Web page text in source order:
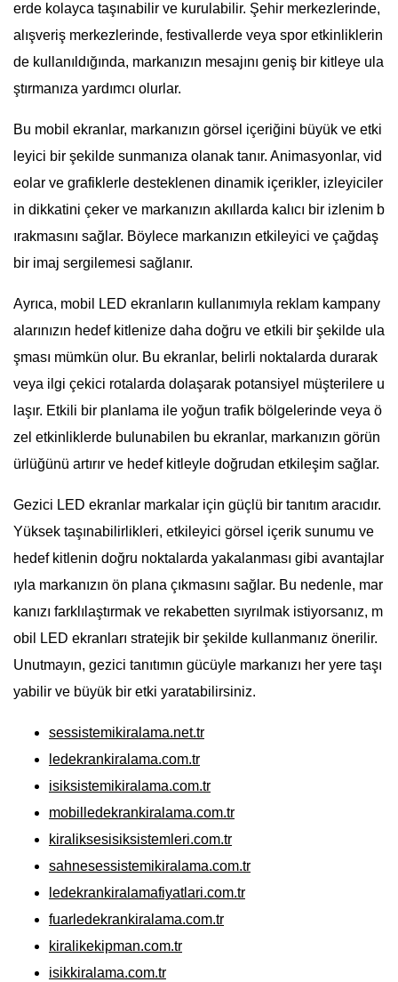
erde kolayca taşınabilir ve kurulabilir. Şehir merkezlerinde,
alışveriş merkezlerinde, festivallerde veya spor etkinliklerin
de kullanıldığında, markanızın mesajını geniş bir kitleye ula
ştırmanıza yardımcı olurlar.
Bu mobil ekranlar, markanızın görsel içeriğini büyük ve etki
leyici bir şekilde sunmanıza olanak tanır. Animasyonlar, vid
eolar ve grafiklerle desteklenen dinamik içerikler, izleyiciler
in dikkatini çeker ve markanızın akıllarda kalıcı bir izlenim b
ırakmasını sağlar. Böylece markanızın etkileyici ve çağdaş
bir imaj sergilemesi sağlanır.
Ayrıca, mobil LED ekranların kullanımıyla reklam kampany
alarınızın hedef kitlenize daha doğru ve etkili bir şekilde ula
şması mümkün olur. Bu ekranlar, belirli noktalarda durarak
veya ilgi çekici rotalarda dolaşarak potansiyel müşterilere u
laşır. Etkili bir planlama ile yoğun trafik bölgelerinde veya ö
zel etkinliklerde bulunabilen bu ekranlar, markanızın görün
ürlüğünü artırır ve hedef kitleyle doğrudan etkileşim sağlar.
Gezici LED ekranlar markalar için güçlü bir tanıtım aracıdır.
Yüksek taşınabilirlikleri, etkileyici görsel içerik sunumu ve
hedef kitlenin doğru noktalarda yakalanması gibi avantajlar
ıyla markanızın ön plana çıkmasını sağlar. Bu nedenle, mar
kanızı farklılaştırmak ve rekabetten sıyrılmak istiyorsanız, m
obil LED ekranları stratejik bir şekilde kullanmanız önerilir.
Unutmayın, gezici tanıtımın gücüyle markanızı her yere taşı
yabilir ve büyük bir etki yaratabilirsiniz.
sessistemikiralama.net.tr
ledekrankiralama.com.tr
isiksistemikiralama.com.tr
mobilledekrankiralama.com.tr
kiraliksesisiksistemleri.com.tr
sahnesessistemikiralama.com.tr
ledekrankiralamafiyatlari.com.tr
fuarledekrankiralama.com.tr
kiralikekipman.com.tr
isikkiralama.com.tr